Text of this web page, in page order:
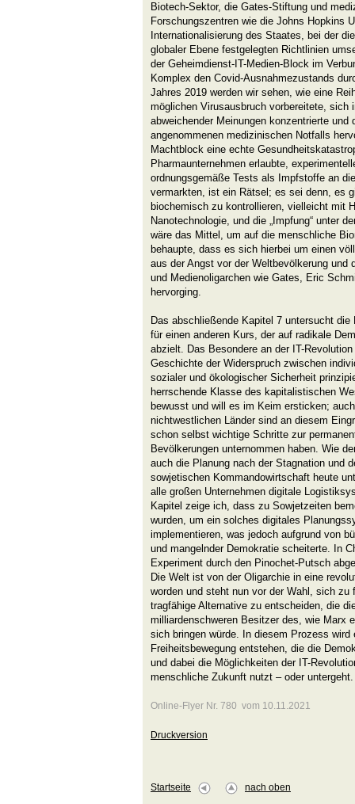
Biotech-Sektor, die Gates-Stiftung und
Forschungszentren wie die Johns Hopkins
Internationalisierung des Staates, bei der
globaler Ebene festgelegten Richtlinien
der Geheimdienst-IT-Medien-Block im
Komplex den Covid-Ausnahmezustands
Jahres 2019 werden wir sehen, wie eine
möglichen Virusausbruch vorbereitete, sich
abweichender Meinungen konzentrierte
angenommenen medizinischen Notfalls
Machtblock eine echte
Pharmaunternehmen erlaubte,
ordnungsgemäße Tests als Impfstoffe an
vermarkten, ist ein Rätsel; es sei denn, es
biochemisch zu kontrollieren, vielleicht mit
Nanotechnologie, und die „Impfung“ unter
wäre das Mittel, um auf die menschliche
behaupte, dass es sich hierbei um einen
aus der Angst vor der Weltbevölkerung und
und Medienoligarchen wie Gates, Eric
hervorging.
Das abschließende Kapitel 7 untersucht
für einen anderen Kurs, der auf radikale
abzielt. Das Besondere an der IT-
Geschichte der Widerspruch zwischen
sozialer und ökologischer Sicherheit
herrschende Klasse des kapitalistischen
bewusst und will es im Keim ersticken;
nichtwestlichen Länder sind an diesem
schon selbst wichtige Schritte zur
Bevölkerungen unternommen haben. Wie
auch die Planung nach der Stagnation und
sowjetischen Kommandowirtschaft heute
alle großen Unternehmen digitale
Kapitel zeige ich, dass zu Sowjetzeiten
wurden, um ein solches digitales
implementieren, was jedoch aufgrund von
und mangelnder Demokratie scheiterte. In
Experiment durch den Pinochet-Putsch
Die Welt ist von der Oligarchie in eine
worden und steht nun vor der Wahl, sich zu
tragfähige Alternative zu entscheiden, die
milliardenschweren Besitzer des, wie Marx
sich bringen würde. In diesem Prozess
Freiheitsbewegung entstehen, die die
und dabei die Möglichkeiten der IT-
menschliche Zukunft nutzt – oder untergeht.
Online-Flyer Nr. 780 vom 10.11.2021
Druckversion
Startseite nach oben